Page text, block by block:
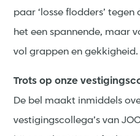
paar ‘losse flodders’
het een spannende, maar
vol grappen en
Trots op onze
De bel maakt inmiddels
vestigingscollega’s van